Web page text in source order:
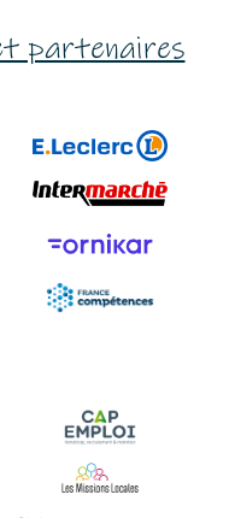
partenaires